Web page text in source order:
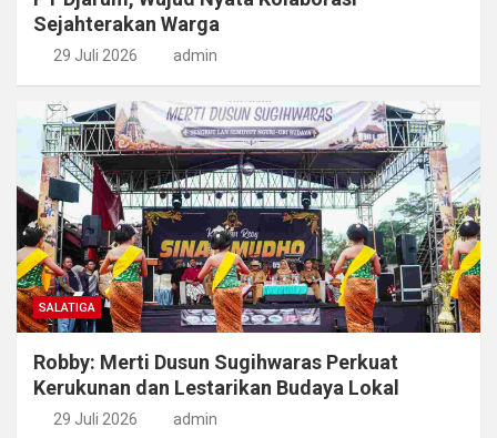
Sejahterakan Warga
29 Juli 2026 admin
SALATIGA
Robby: Merti Dusun Sugihwaras Perkuat
Kerukunan dan Lestarikan Budaya Lokal
29 Juli 2026 admin